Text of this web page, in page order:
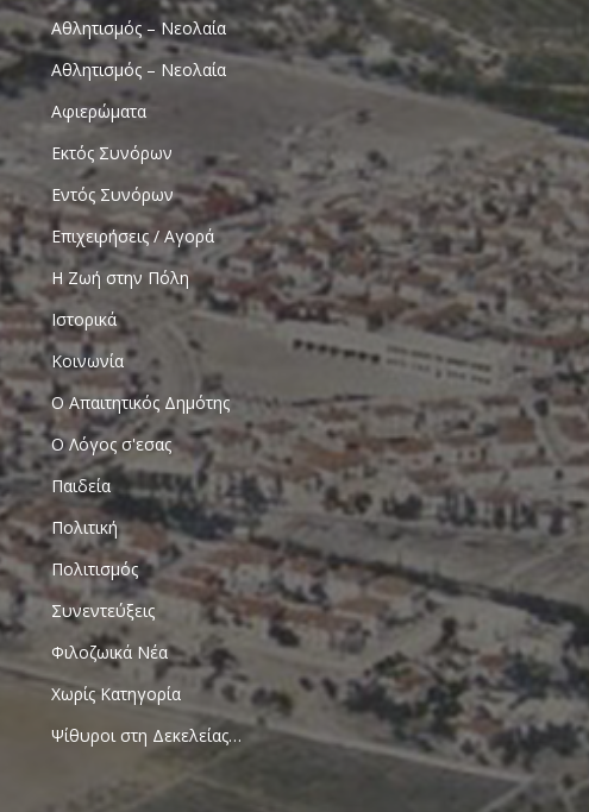
Αθλητισμός – Νεολαία
Αθλητισμός – Νεολαία
Αφιερώματα
Εκτός Συνόρων
Εντός Συνόρων
Επιχειρήσεις / Αγορά
Η Ζωή στην Πόλη
Ιστορικά
Κοινωνία
Ο Απαιτητικός Δημότης
Ο Λόγος σ'εσας
Παιδεία
Πολιτική
Πολιτισμός
Συνεντεύξεις
Φιλοζωικά Νέα
Χωρίς Κατηγορία
Ψίθυροι στη Δεκελείας…